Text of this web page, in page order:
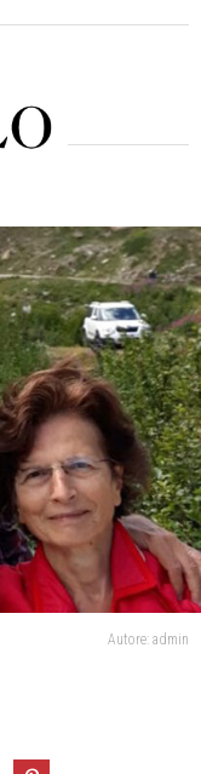
Autore: admin